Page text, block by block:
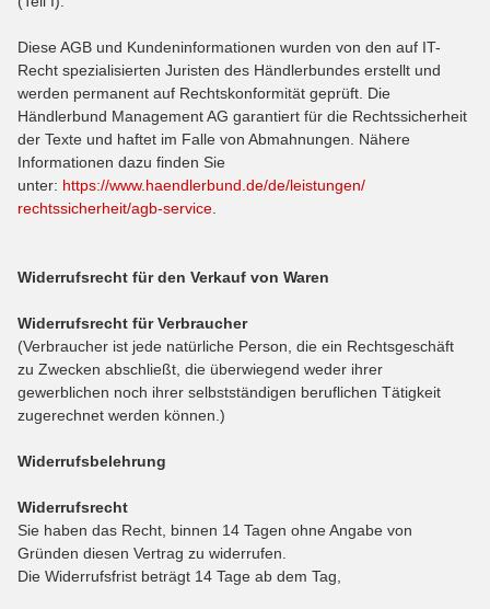
Diese AGB und Kundeninformationen wurden von den auf IT-
Recht spezialisierten Juristen des Händlerbundes erstellt und
werden permanent auf Rechtskonformität geprüft. Die
Händlerbund Management AG garantiert für die Rechtssicherheit
der Texte und haftet im Falle von Abmahnungen. Nähere
Informationen dazu finden Sie
unter: https://www.haendlerbund.de/de/leistungen/
rechtssicherheit/agb-service
Widerrufsrecht für den Verkauf von Waren
Widerrufsrecht für Verbraucher
(Verbraucher ist jede natürliche Person, die ein Rechtsgeschäft
zu Zwecken abschließt, die überwiegend weder ihrer
gewerblichen noch ihrer selbstständigen beruflichen Tätigkeit
zugerechnet werden können.)
Widerrufsbelehrung
Widerrufsrecht
Sie haben das Recht, binnen 14 Tagen ohne Angabe von
Gründen diesen Vertrag zu widerrufen.
Die Widerrufsfrist beträgt 14 Tage ab dem Tag,